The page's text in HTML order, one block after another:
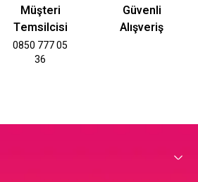
Müşteri
Temsilcisi
0850 777 05
36
Güvenli
Alışveriş